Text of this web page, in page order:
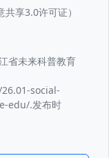
享3.0许可证）
省未来科普教育
social-
edu/.发布时